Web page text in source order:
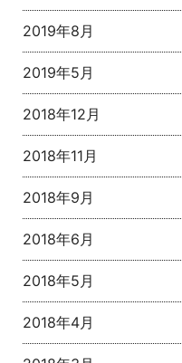
2019年8月
2019年5月
2018年12月
2018年11月
2018年9月
2018年6月
2018年5月
2018年4月